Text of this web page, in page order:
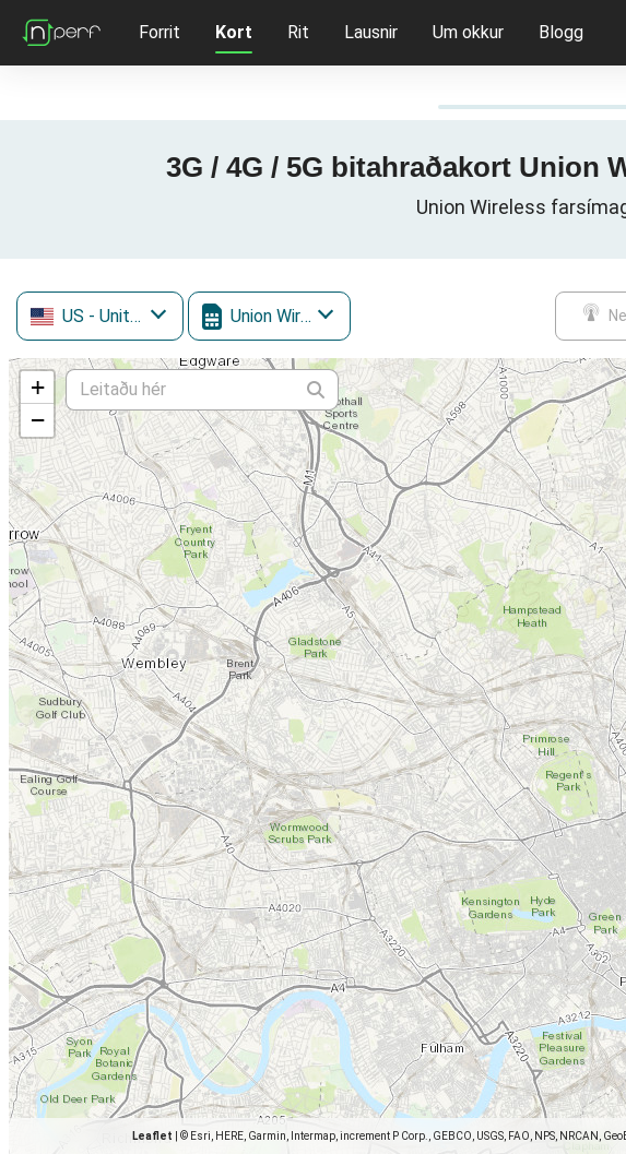
Forrit Kort Rit Lausnir Um okkur Blogg
3G / 4G / 5G bitahraðakort Union
Union Wireless
US - United States Union Wireless
+
−
Leaflet © Esri, HERE, Garmin, Intermap, increment P Corp., GEBCO, USGS, FAO, NPS, NRCAN,